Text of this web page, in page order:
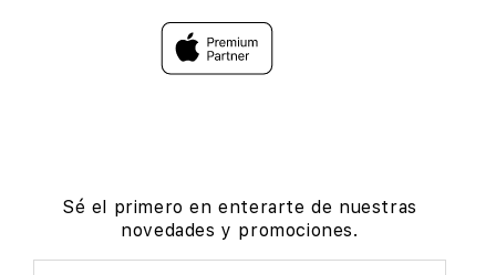
Sé el primero en enterarte de nuestras
novedades y promociones.